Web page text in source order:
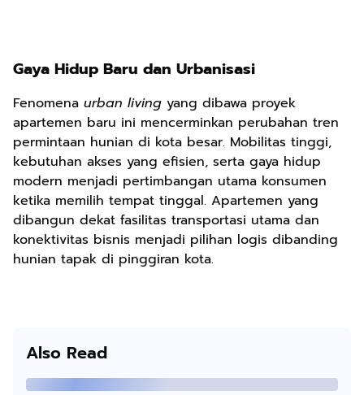
Gaya Hidup Baru dan Urbanisasi
Fenomena urban living yang dibawa proyek
apartemen baru ini mencerminkan perubahan tren
permintaan hunian di kota besar. Mobilitas tinggi,
kebutuhan akses yang efisien, serta gaya hidup
modern menjadi pertimbangan utama konsumen
ketika memilih tempat tinggal. Apartemen yang
dibangun dekat fasilitas transportasi utama dan
konektivitas bisnis menjadi pilihan logis dibanding
hunian tapak di pinggiran kota.
Also Read